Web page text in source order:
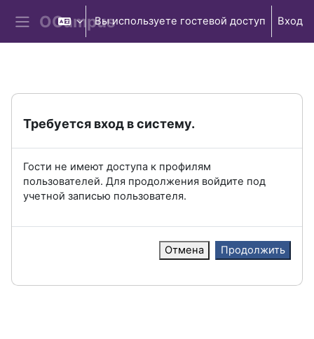
Перейти к основному содержанию
Боковая панель
Вы используете гостевой доступ Вход
Требуется вход в систему.
Гости не имеют доступа к профилям
пользователей. Для продолжения войдите под
учетной записью пользователя.
Отмена Продолжить